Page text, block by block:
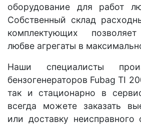
оборудование для работ
Собственный склад
комплектующих
любве агрегаты в
Наши специалисты
бензогенераторов Fubag TI
так и стационарно в
всегда можете заказать
или доставку неисправного